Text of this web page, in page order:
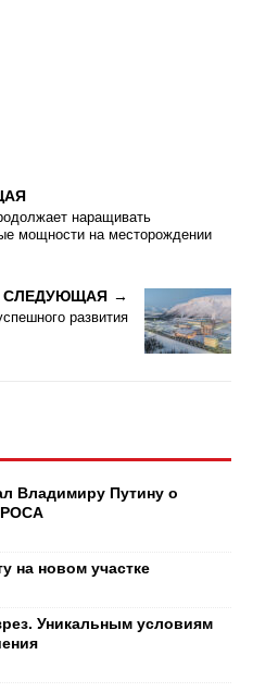
наращивать
мощности на месторождении
СЛЕДУЮЩАЯ
развития
Владимиру Путину о
на новом участке
Уникальным условиям